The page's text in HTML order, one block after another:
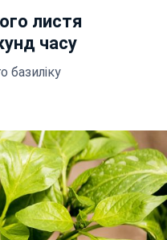
листя
часу
базиліку